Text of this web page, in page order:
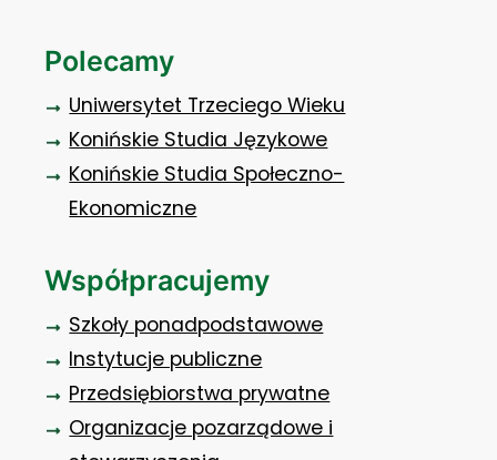
Polecamy
Uniwersytet Trzeciego Wieku
Konińskie Studia Językowe
Konińskie Studia Społeczno-
Ekonomiczne
Współpracujemy
Szkoły ponadpodstawowe
Instytucje publiczne
Przedsiębiorstwa prywatne
Organizacje pozarządowe i